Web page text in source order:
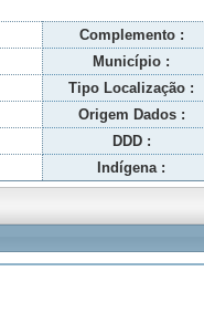
Complemento :
Município :
Tipo Localização :
Origem Dados :
DDD :
Indígena :